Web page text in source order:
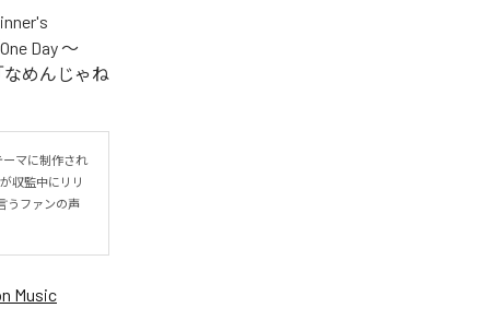
Day ～
「なめんじゃね
ーマに制作され
収監中にリリ
うファンの声
Music